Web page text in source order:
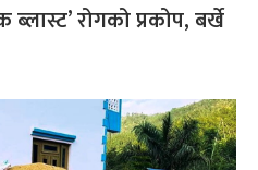
रोगको प्रकोप, बर्खे